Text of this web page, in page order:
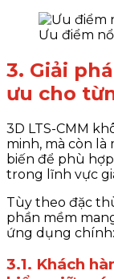
Ưu điểm
3. Giải
ưu cho
3D LTS-CMM
minh, mà còn
biến để phù
trong lĩnh vực
Tùy theo đặc
phần mềm
ứng dụng chính:
3.1. Khách